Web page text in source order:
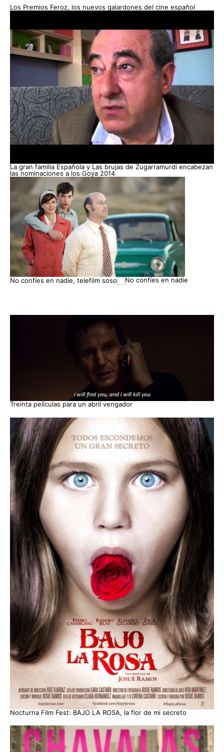
Los Premios Feroz, los nuevos galardones del cine español
La gran familia Española y Las brujas de Zugarramurdi encabezan
las nominaciones a los Goya 2014
No confíes en nadie, telefilm soso
Treinta películas para un abril vengador
Nocturna Film Fest: BAJO LA ROSA, la flor de mi secreto